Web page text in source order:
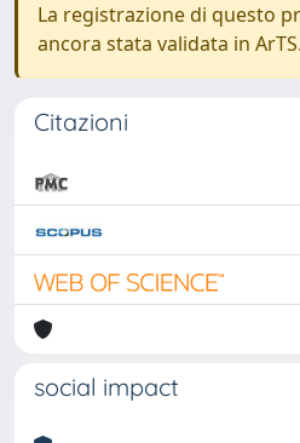
La registrazione di questo
ancora stata validata in ArTS.
Citazioni
social impact